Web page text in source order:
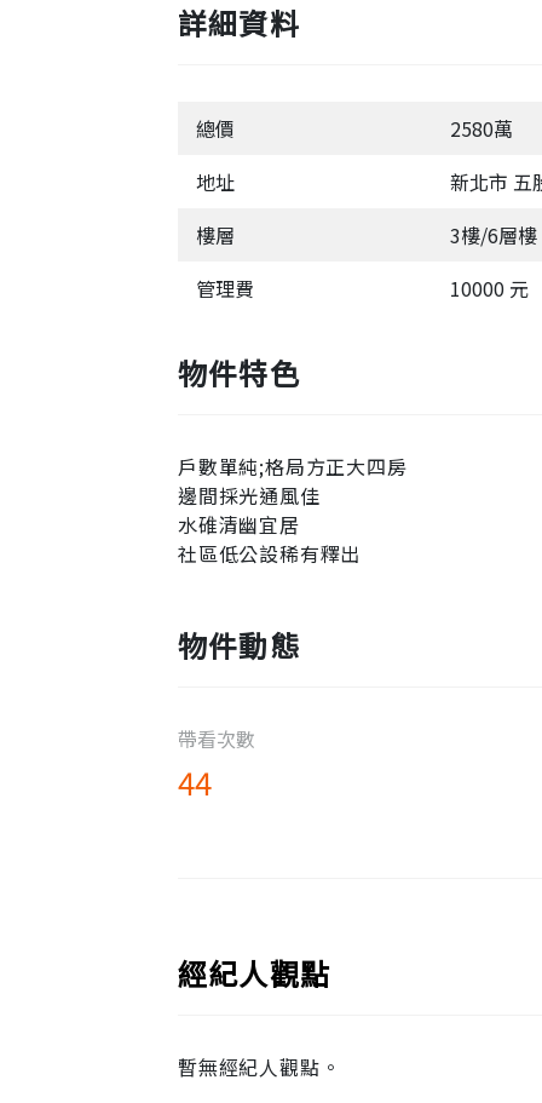
詳細資料
總價
2580萬
地址
新北市 五
樓層
3樓/6層樓
管理費
10000 元
物件特色
戶數單純;格局方正大四房
邊間採光通風佳
水碓清幽宜居
社區低公設稀有釋出
物件動態
帶看次數
44
經紀人觀點
暫無經紀人觀點。